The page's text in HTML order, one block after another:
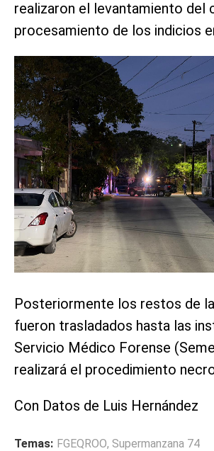
realizaron el levantamiento del
procesamiento de los indicios
Posteriormente los restos de
fueron trasladados hasta las
Servicio Médico Forense
realizará el procedimiento
Con Datos de Luis Hernández
Temas: FGEQROO, Supermanzana 74